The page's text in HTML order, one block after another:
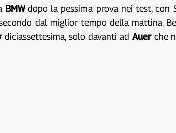
BMWdopo la pessima prova nei test, con
dal miglior tempo della mattina.
diciassettesima, solo davanti ad Auer che